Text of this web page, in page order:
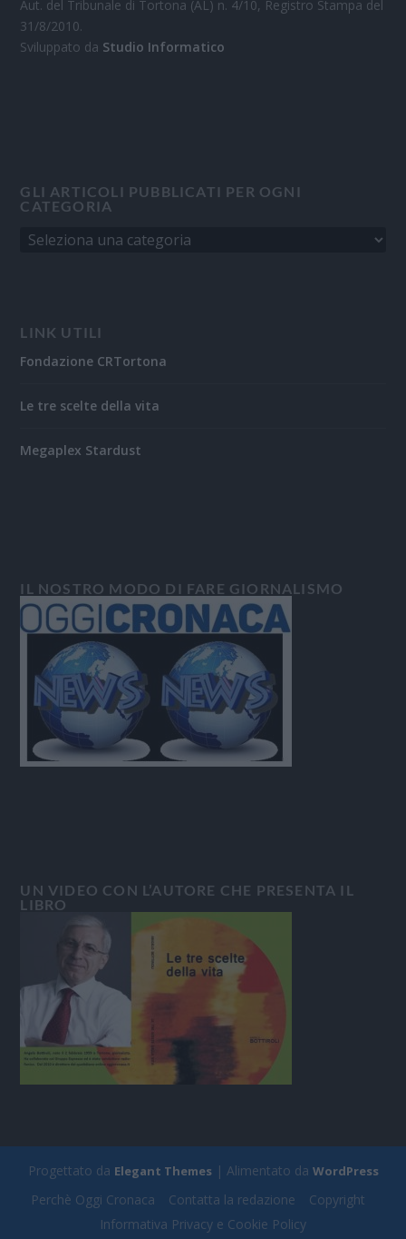
Aut. del Tribunale di Tortona (AL) n. 4/10, Registro Stampa del
31/8/2010.
Sviluppato da Studio Informatico
GLI ARTICOLI PUBBLICATI PER OGNI
CATEGORIA
LINK UTILI
Fondazione CRTortona
Le tre scelte della vita
Megaplex Stardust
IL NOSTRO MODO DI FARE GIORNALISMO
UN VIDEO CON L’AUTORE CHE PRESENTA IL
LIBRO
Progettato da Elegant Themes| Alimentato da WordPress
Perchè Oggi Cronaca Contatta la redazione
Copyright
Informativa Privacy e Cookie Policy